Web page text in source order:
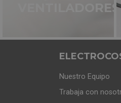
VENTILADORES
Nuestro Equipo
Trabaja con